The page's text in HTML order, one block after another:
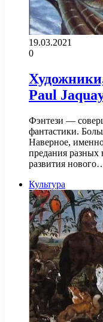
19.03.2021
0
Paul
Фэнтези —
фантастики.
Наверное,
предания разных
развития
Культура